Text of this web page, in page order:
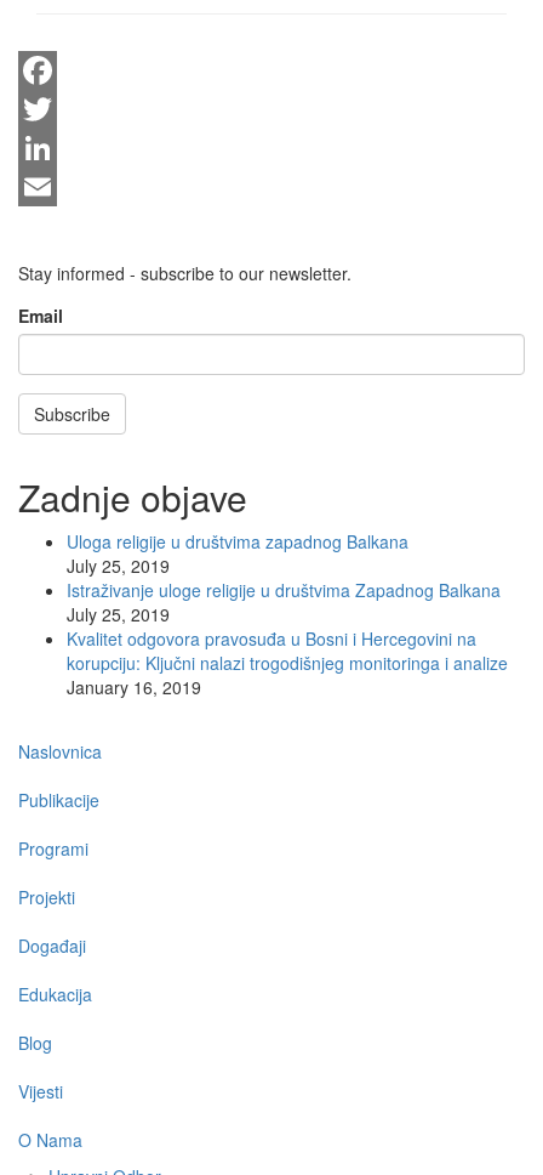
Facebook
Twitter
LinkedIn
Stay informed - subscribe to our newsletter.
Email
Subscribe
Zadnje objave
Uloga religije u društvima zapadnog Balkana
July 25, 2019
Istraživanje uloge religije u društvima Zapadnog Balkana
July 25, 2019
Kvalitet odgovora pravosuđa u Bosni i Hercegovini na
korupciju: Ključni nalazi trogodišnjeg monitoringa i analize
January 16, 2019
Main
navigation
Naslovnica
Publikacije
Programi
Projekti
Događaji
Edukacija
Blog
Vijesti
O Nama